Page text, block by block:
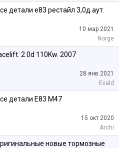
детали е83 рестайл 3,0д аут.
10 мар 2021
Norge
2.0d 110Kw. 2007
28 янв 2021
Evald
детали E83 M47
15 окт 2020
Archi
новые тормозные